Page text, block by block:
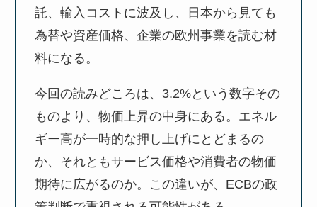
託、輸入コストに波及し、日本から見ても
為替や資産価格、企業の欧州事業を読む材
料になる。
今回の読みどころは、3.2%という数字その
ものより、物価上昇の中身にある。エネル
ギー高が一時的な押し上げにとどまるの
か、それともサービス価格や消費者の物価
期待に広がるのか。この違いが、ECBの政